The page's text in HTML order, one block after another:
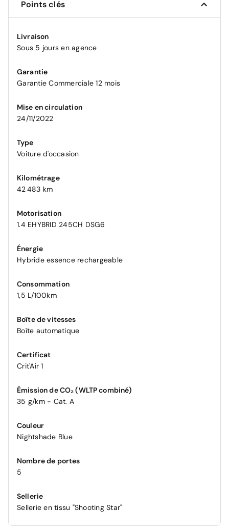
Points clés
Livraison
Sous 5 jours en agence
Garantie
Garantie Commerciale 12 mois
Mise en circulation
24/11/2022
Type
Voiture d'occasion
Kilométrage
42 483 km
Motorisation
1.4 EHYBRID 245CH DSG6
Énergie
Hybride essence rechargeable
Consommation
1,5 L/100km
Boîte de vitesses
Boîte automatique
Certificat
Crit'Air 1
Émission de CO₂ (WLTP combiné)
35 g/km - Cat. A
Couleur
Nightshade Blue
Nombre de portes
5
Sellerie
Sellerie en tissu "Shooting Star"